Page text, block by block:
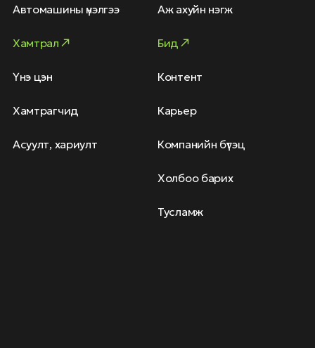
Автомашины үнэлгээ Аж ахуйн нэгж
Хамтрал
Үнэ цэн
Хамтрагчид
Асуулт, хариулт
Бид
Контент
Карьер
Компанийн бүтэц
Холбоо барих
Тусламж